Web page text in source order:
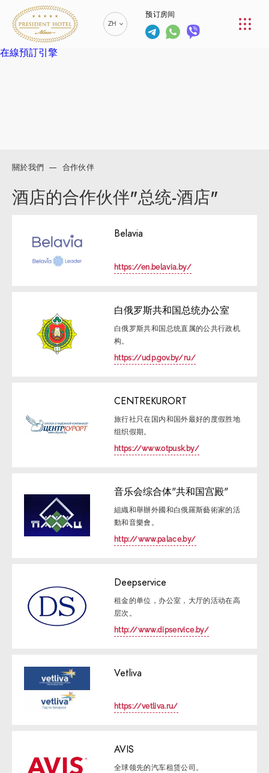
预订房间
ZH
餐厅
服务
info@president-
SPA中心 +375
01
77-01
在線預訂引擎
關於我們 合作伙伴
酒店的合作伙伴"总统-酒店"
Belavia
https://en.belavia.by/
白俄罗斯共和国总统办公室
白俄罗斯共和国总统直属的公共行政机
构。
https://udp.gov.by/ru/
CENTREKURORT
旅行社只在国内和国外最好的度假胜地
组织假期。
https://www.otpusk.by/
音乐会综合体"共和国宫殿"
組織和舉辦外國和白俄羅斯藝術家的活
動和音樂會。
http://www.palace.by/
Deepservice
租金的单位，办公室，大厅的活动在高
层次。
http://www.dipservice.by/
Vetliva
https://vetliva.ru/
AVIS
全球领先的汽车租赁公司。